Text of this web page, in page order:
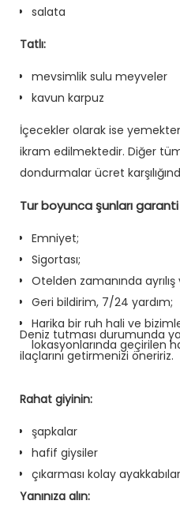
salata
Tatlı:
mevsimlik sulu meyveler
kavun karpuz
İçecekler olarak ise
ikram edilmektedir. Diğer
dondurmalar ücret
Tur boyunca şunları
Emniyet;
Sigortası;
Otelden zamanında ayrılış
Geri bildirim, 7/24 yardım;
Harika bir ruh hali ve
lokasyonlarında geçirilen
Deniz tutması durumunda
ilaçlarını getirmenizi öneririz.
Rahat giyinin:
şapkalar
hafif giysiler
çıkarması kolay ayakkabılar
Yanınıza alın: